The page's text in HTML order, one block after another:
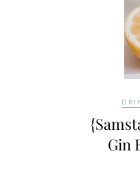
Gin